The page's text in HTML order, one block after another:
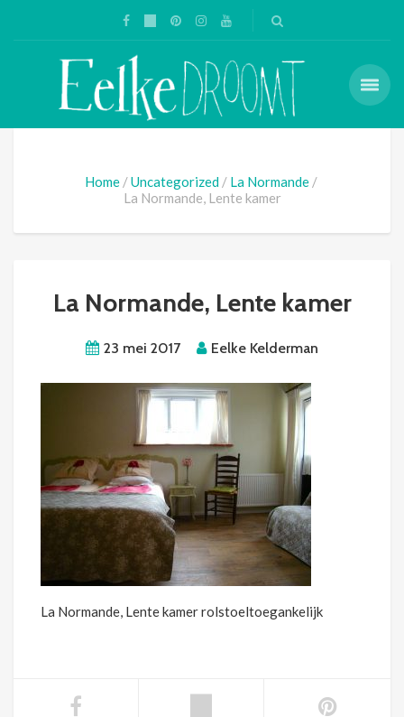
Home Uncategorized
La Normande
La Normande, Lente kamer
La Normande, Lente kamer
23 mei 2017 Eelke Kelderman
La Normande, Lente kamer rolstoeltoegankelijk